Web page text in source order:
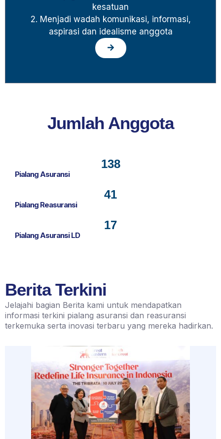
kesatuan
2. Menjadi wadah komunikasi, informasi,
aspirasi dan idealisme anggota
Jumlah Anggota
138
Pialang Asuransi
41
Pialang Reasuransi
17
Pialang Asuransi LD
Berita Terkini
Jelajahi bagian Berita kami untuk mendapatkan
informasi terkini pialang asuransi dan reasuransi
terkemuka serta inovasi terbaru yang mereka hadirkan.